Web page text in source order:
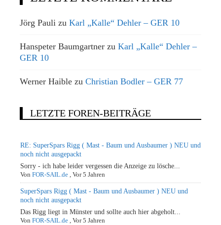
Jörg Pauli zu Karl „Kalle“ Dehler – GER 10
Hanspeter Baumgartner zu Karl „Kalle“ Dehler –
GER 10
Werner Haible zu Christian Bodler – GER 77
LETZTE FOREN-BEITRÄGE
RE: SuperSpars Rigg ( Mast - Baum und Ausbaumer ) NEU und
noch nicht ausgepackt
Sorry - ich habe leider vergessen die Anzeige zu lösche...
Von FOR-SAIL.de , Vor 5 Jahren
SuperSpars Rigg ( Mast - Baum und Ausbaumer ) NEU und
noch nicht ausgepackt
Das Rigg liegt in Münster und sollte auch hier abgeholt...
Von FOR-SAIL.de , Vor 5 Jahren